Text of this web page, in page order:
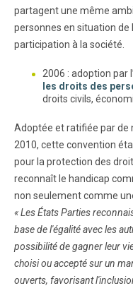
partagent une même
personnes en situation
participation à la société.
2006 : adoption par
les droits des
droits civils,
Adoptée et ratifiée par de
2010, cette convention
pour la protection des
reconnaît le handicap
non seulement comme
« Les États Parties
base de l'égalité avec les
possibilité de gagner leur
choisi ou accepté sur un
ouverts, favorisant